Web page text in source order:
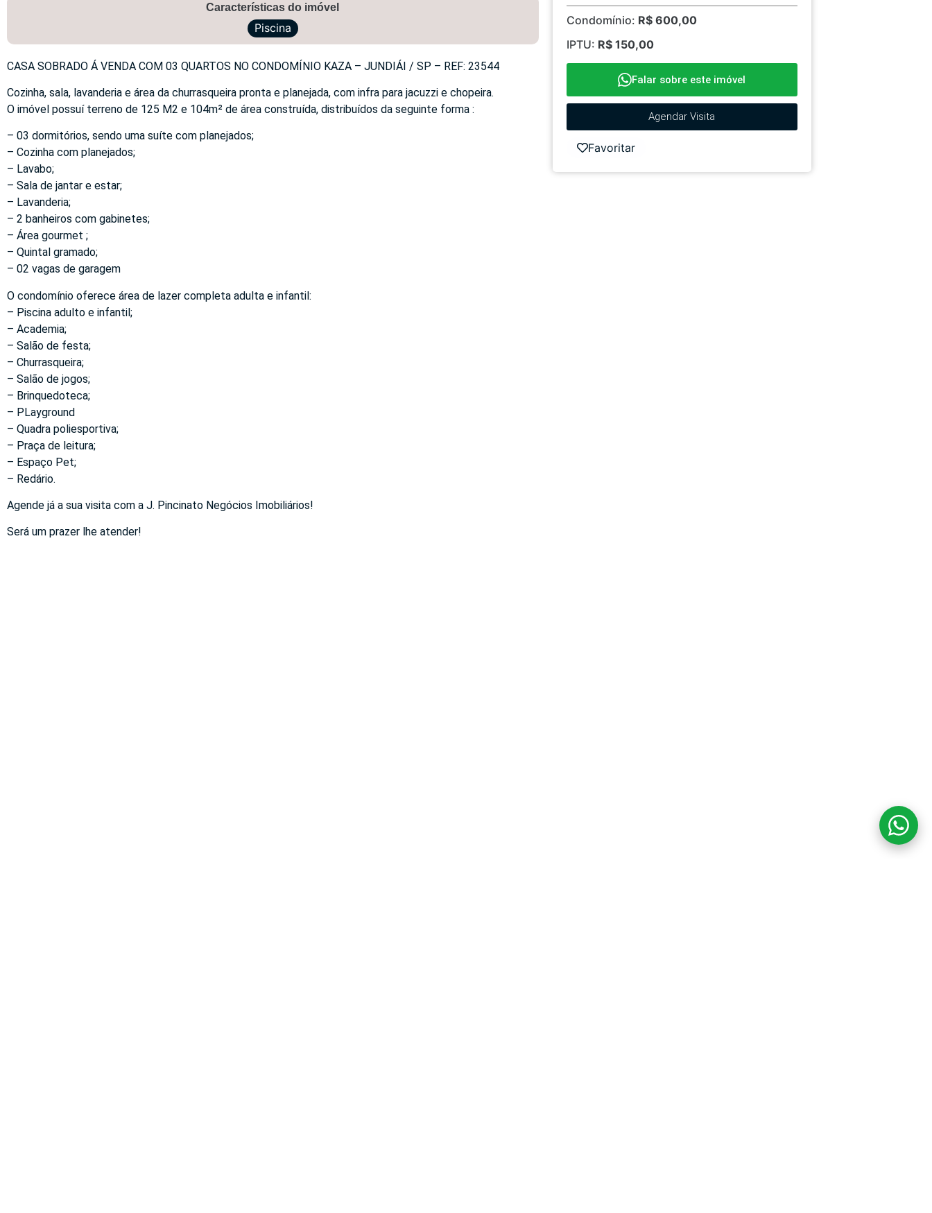
Características do imóvel
Piscina
CASA SOBRADO Á VENDA COM 03 QUARTOS NO CONDOMÍNIO KAZA – JUNDIÁI / SP – REF: 23544
Cozinha, sala, lavanderia e área da churrasqueira pronta e planejada, com infra para jacuzzi e chopeira.
O imóvel possuí terreno de 125 M2 e 104m² de área construída, distribuídos da seguinte forma :
– 03 dormitórios, sendo uma suíte com planejados;
– Cozinha com planejados;
– Lavabo;
– Sala de jantar e estar;
– Lavanderia;
– 2 banheiros com gabinetes;
– Área gourmet ;
– Quintal gramado;
– 02 vagas de garagem
O condomínio oferece área de lazer completa adulta e infantil:
– Piscina adulto e infantil;
– Academia;
– Salão de festa;
– Churrasqueira;
– Salão de jogos;
– Brinquedoteca;
– PLayground
– Quadra poliesportiva;
– Praça de leitura;
– Espaço Pet;
– Redário.
Agende já a sua visita com a J. Pincinato Negócios Imobiliários!
Será um prazer lhe atender!
Condomínio: R$ 600,00
IPTU: R$ 150,00
Falar sobre este imóvel
Agendar Visita
Favoritar